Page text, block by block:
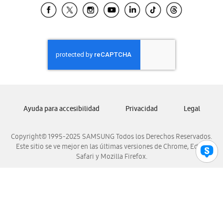
Samsung El Salvador
Samsung Honduras
Samsung Nicaragua
Samsung Panamá
Samsung Venezuela
Copyright© 1995-2025 SAMSUNG Todos los Derechos Reservados.
Este sitio se ve mejor en las últimas versiones de Chrome, Edge,
Safari y Mozilla Firefox.
Ayuda para accesibilidad Privacidad Legal